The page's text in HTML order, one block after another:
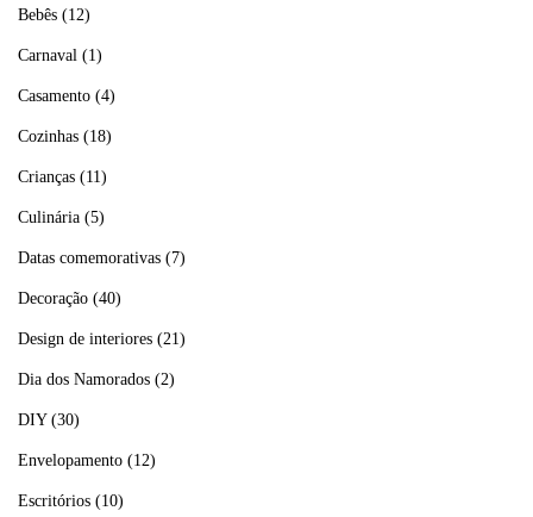
Bebês (12)
Carnaval (1)
Casamento (4)
Cozinhas (18)
Crianças (11)
Culinária (5)
Datas comemorativas (7)
Decoração (40)
Design de interiores (21)
Dia dos Namorados (2)
DIY(30)
Envelopamento (12)
Escritórios (10)